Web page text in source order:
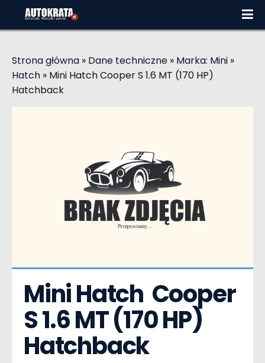
Strona główna » Dane techniczne » Marka: Mini »
Hatch » Mini Hatch Cooper S 1.6 MT (170 HP)
Hatchback
Mini Hatch  Cooper
S 1.6 MT (170 HP)
Hatchback